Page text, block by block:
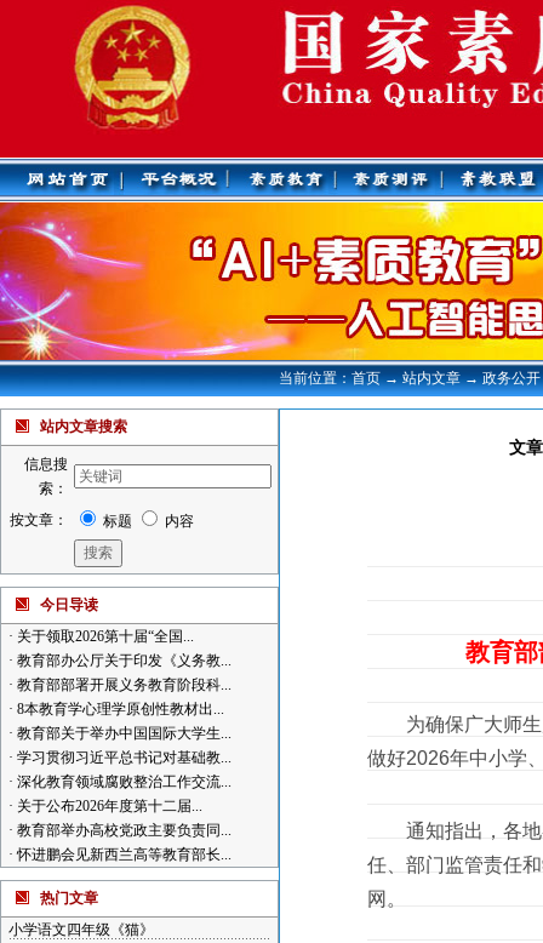
当前位置：首页 → 站内文章 → 政务公开
站内文章搜索
信息搜
索：
按文章：
标题 内容
今日导读
· 关于领取2026第十届“全国...
· 教育部办公厅关于印发《义务教...
· 教育部部署开展义务教育阶段科...
· 8本教育学心理学原创性教材出...
· 教育部关于举办中国国际大学生...
· 学习贯彻习近平总书记对基础教...
· 深化教育领域腐败整治工作交流...
· 关于公布2026年度第十二届...
· 教育部举办高校党政主要负责同...
· 怀进鹏会见新西兰高等教育部长...
热门文章
小学语文四年级《猫》
文
教育
为确保广大师生
做好2026年中小学
通知指出，各地
任、部门监管责任
网。